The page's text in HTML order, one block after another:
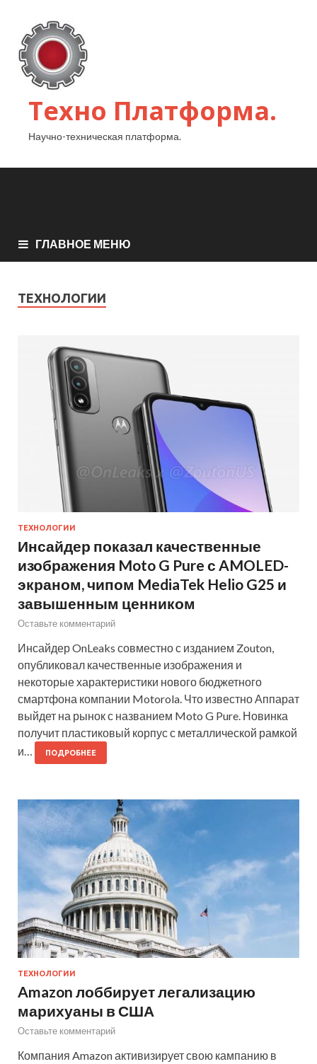
Техно Платформа.
Научно-техническая платформа.
ГЛАВНОЕ МЕНЮ
ТЕХНОЛОГИИ
ТЕХНОЛОГИИ
Инсайдер показал качественные
изображения Moto G Pure с AMOLED-
экраном, чипом MediaTek Helio G25 и
завышенным ценником
Оставьте комментарий
Инсайдер OnLeaks совместно с изданием Zouton,
опубликовал качественные изображения и
некоторые характеристики нового бюджетного
смартфона компании Motorola. Что известно Аппарат
выйдет на рынок с названием Moto G Pure. Новинка
получит пластиковый корпус с металлической рамкой
и…
ПОДРОБНЕЕ
ТЕХНОЛОГИИ
Amazon лоббирует легализацию
марихуаны в США
Оставьте комментарий
Компания Amazon активизирует свою кампанию в